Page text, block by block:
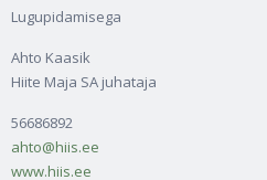
Lugupidamisega
Ahto Kaasik
Hiite Maja SA juhataja
56686892
ahto@hiis.ee
www.hiis.ee